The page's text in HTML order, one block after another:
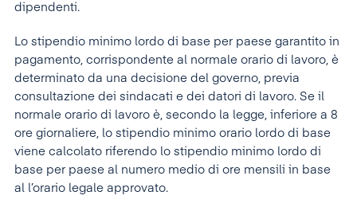
dipendenti.
Lo stipendio minimo lordo di base per paese garantito in
pagamento, corrispondente al normale orario di lavoro, è
determinato da una decisione del governo, previa
consultazione dei sindacati e dei datori di lavoro. Se il
normale orario di lavoro è, secondo la legge, inferiore a 8
ore giornaliere, lo stipendio minimo orario lordo di base
viene calcolato riferendo lo stipendio minimo lordo di
base per paese al numero medio di ore mensili in base
al l’orario legale approvato.